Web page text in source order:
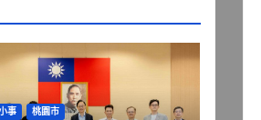
事 桃園市